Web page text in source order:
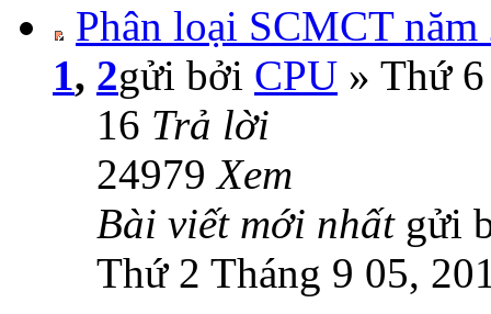
Phân loại SCMCT năm
1, 2gửi bởi CPU » Thứ
16 Trả lời
24979Xem
Bài viết mới nhất gửi
Thứ 2 Tháng 9 05,